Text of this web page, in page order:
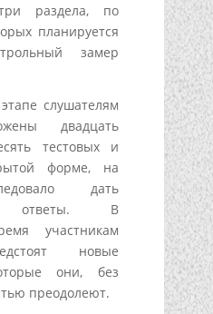
раздела, по
планируется
замер
слушателям
двадцать
тестовых и
форме, на
дать
ответы. В
участникам
новые
они, без
преодолеют.